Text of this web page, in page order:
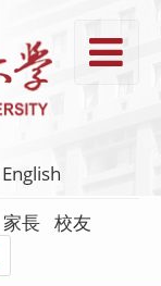
English
家長 校友